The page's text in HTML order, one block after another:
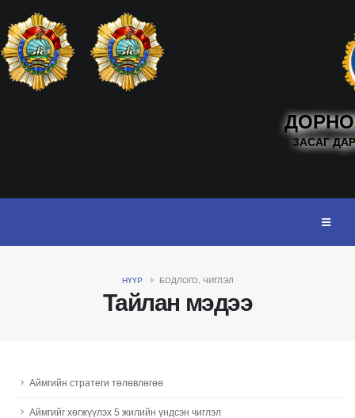
ЗАСАГ
НҮҮР БОДЛОГО, ЧИГЛЭЛ
Тайлан мэдээ
Аймгийн стратеги төлөвлөгөө
Aймгийг хөгжүүлэх 5 жилийн үндсэн чиглэл